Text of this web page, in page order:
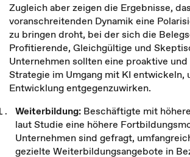
Zugleich aber zeigen die Ergebnisse,
voranschreitenden Dynamik eine
zu bringen droht, bei der sich die
Profitierende, Gleichgültige und
Unternehmen sollten eine proaktive
Strategie im Umgang mit KI entwickeln,
Entwicklung entgegenzuwirken.
Weiterbildung: Beschäftigte mit
laut Studie eine höhere
Unternehmen sind gefragt,
gezielte Weiterbildungsangebote in